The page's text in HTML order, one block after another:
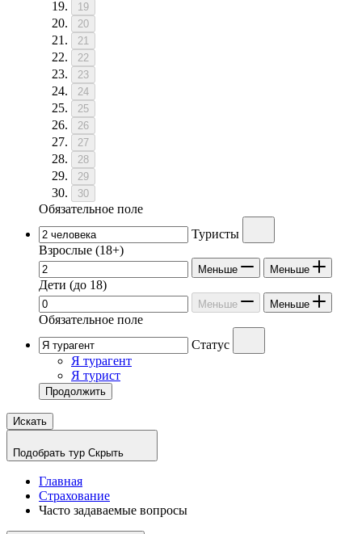
19
20
21
22
23
24
25
26
27
28
29
30
Обязательное поле
Туристы
Взрослые (18+)
Меньше Меньше
Дети (до 18)
Меньше Меньше
Обязательное поле
Статус
Я турагент
Я турист
Продолжить
Искать
Подобрать тур Скрыть
Главная
Страхование
Часто задаваемые вопросы